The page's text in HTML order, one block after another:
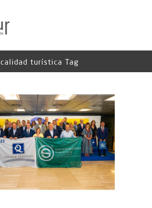
calidad turística Tag